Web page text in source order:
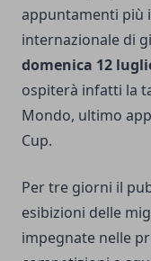
appuntamenti più
internazionale di
domenica 12
ospiterà infatti la
Mondo, ultimo
Cup.
Per tre giorni il
esibizioni delle
impegnate nelle